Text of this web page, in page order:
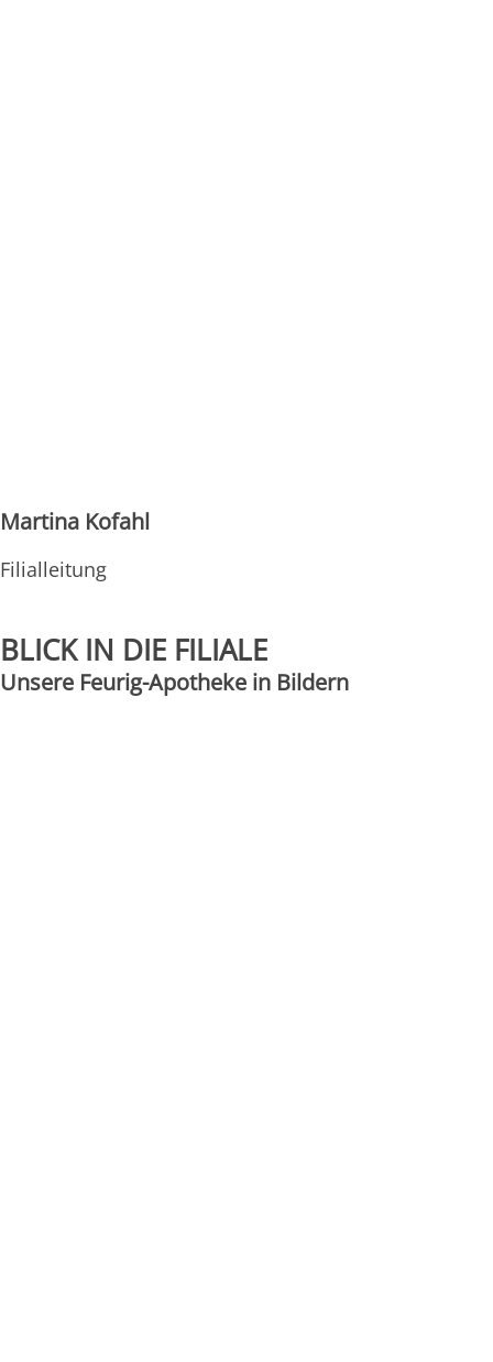
Martina Kofahl
Filialleitung
BLICK IN DIE FILIALE
Unsere Feurig-Apotheke in Bildern